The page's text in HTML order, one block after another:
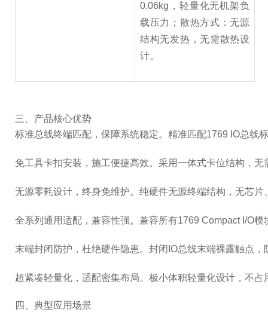
0.06kg，轻量化无机架负
载压力；散热方式：无源
结构无发热，无需散热设
计。
三、产品核心优势
标准总线终端匹配，保障系统稳定。精准匹配1769 IO总线
免工具卡扣安装，施工便捷高效。采用一体式卡位结构，
无源零耗设计，终身免维护。纯硬件无源终端结构，无芯
全系列通用适配，兼容性强。兼容所有1769 Compact I/O
末端封闭防护，杜绝硬件隐患。封闭IO总线末端裸露触点
超紧凑轻量化，适配密集布局。极小体积轻量化设计，不
四、典型应用场景